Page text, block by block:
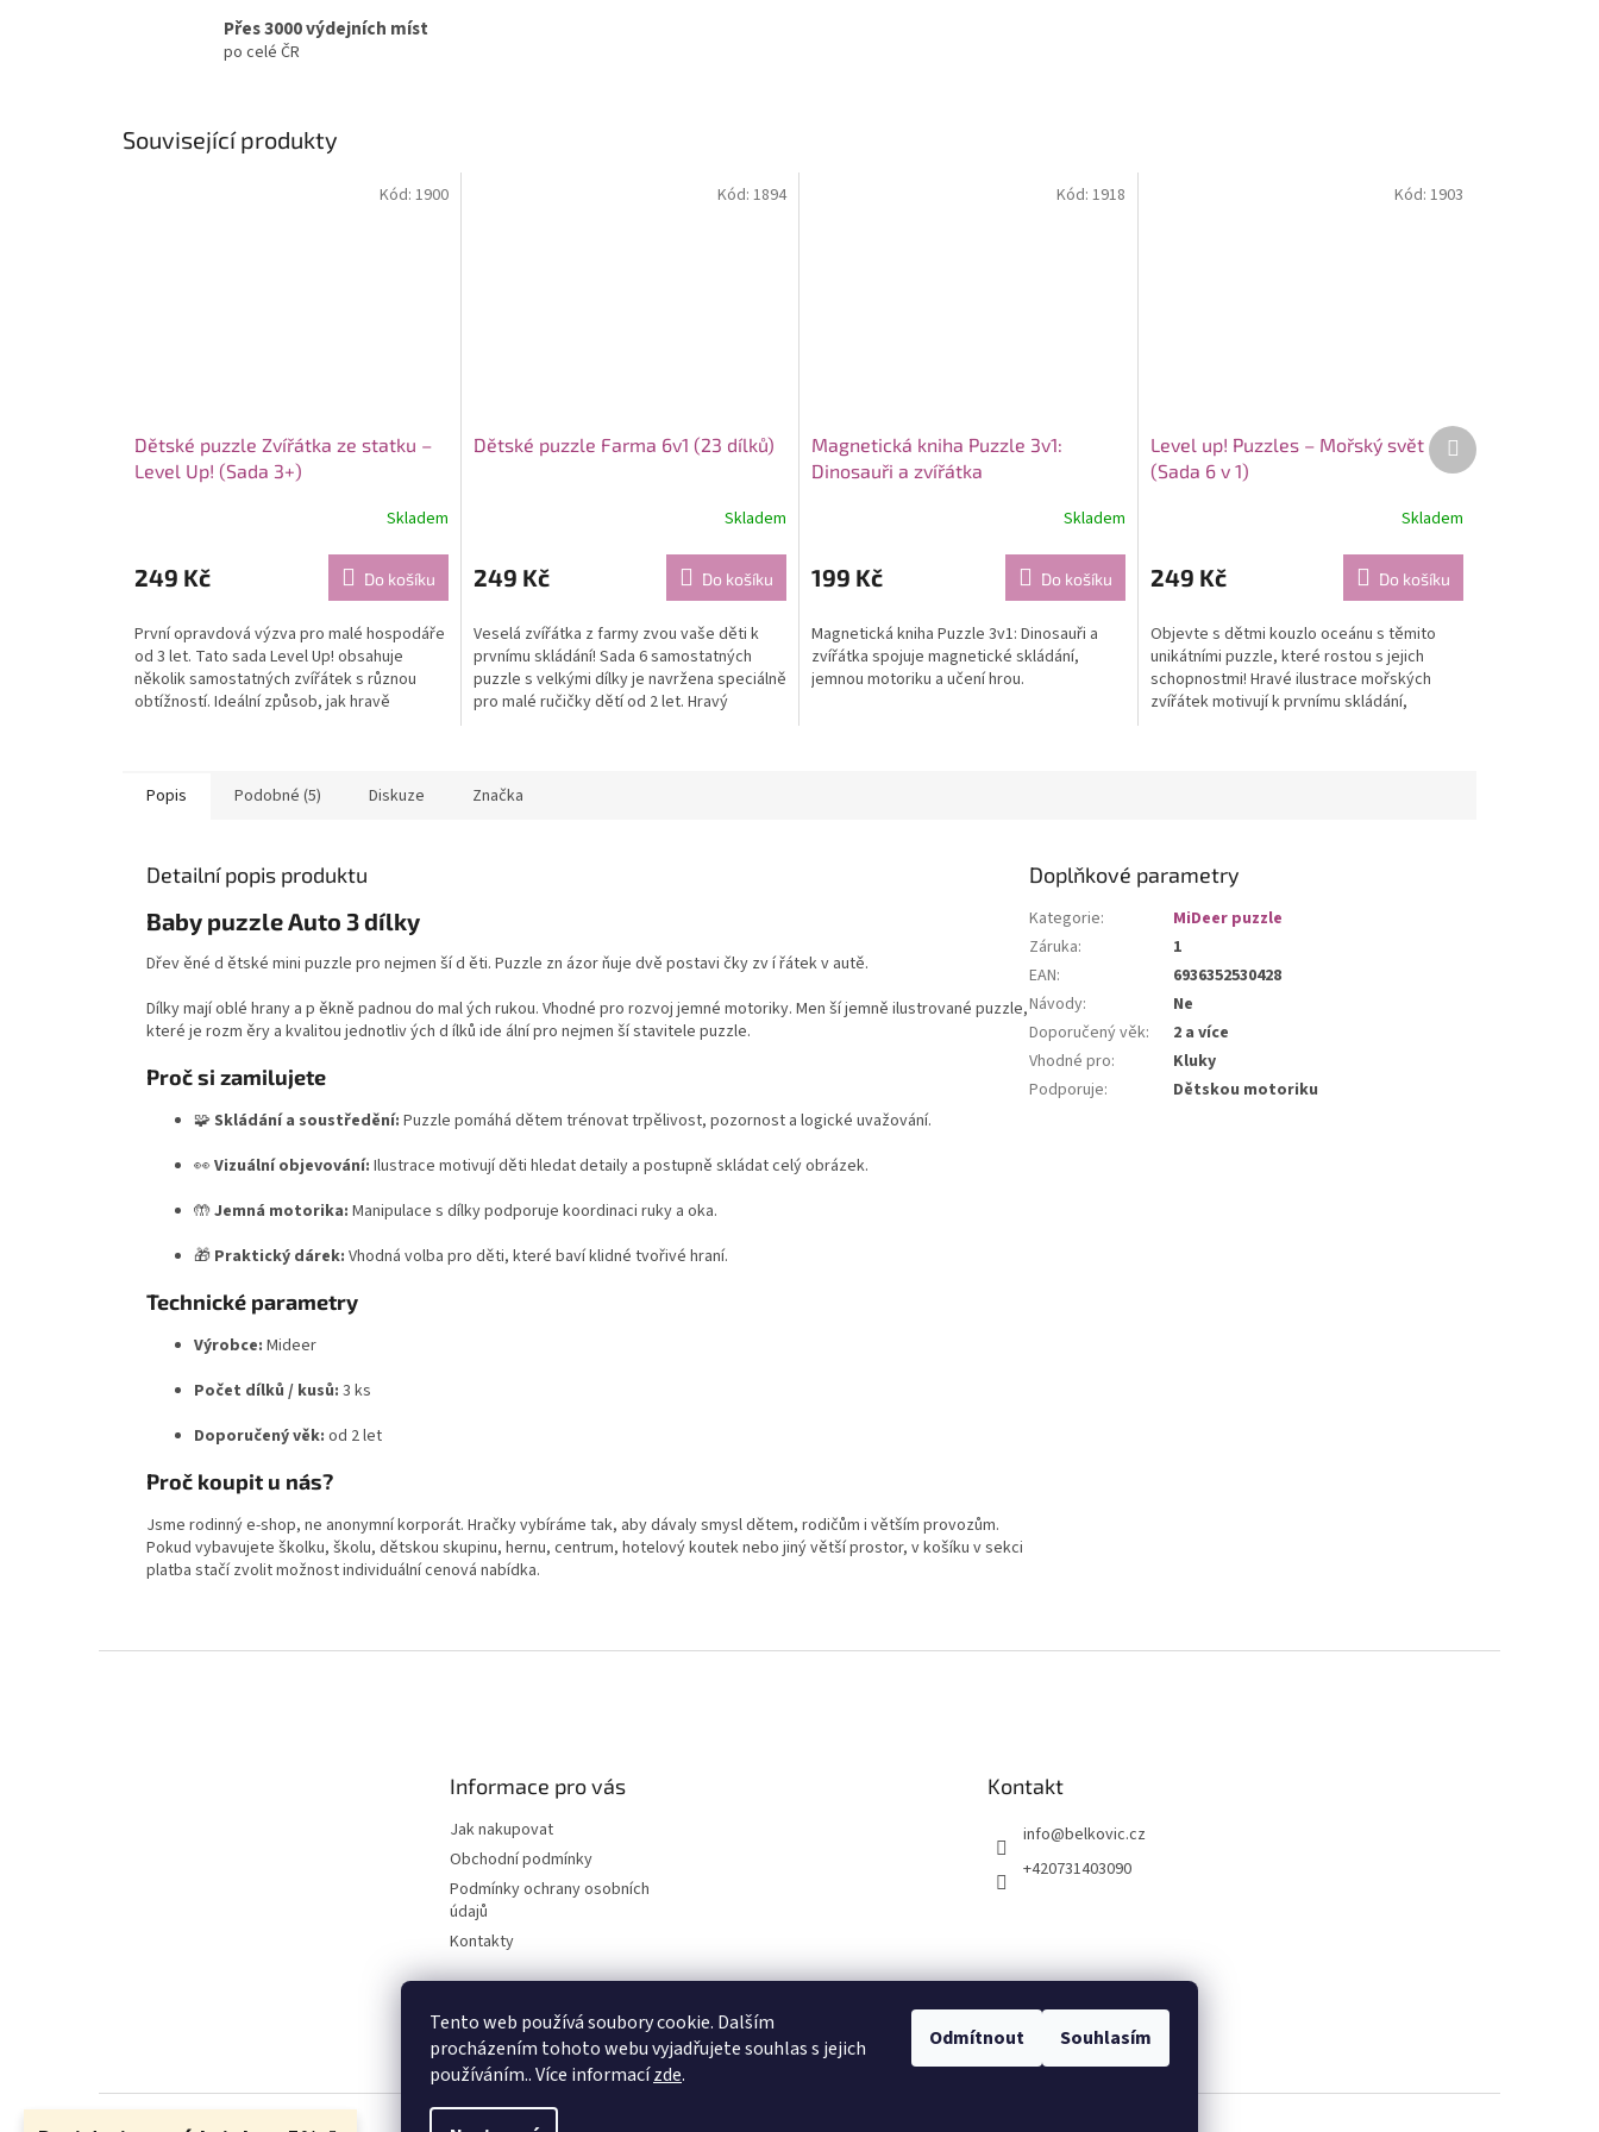
Tento web používá soubory cookie. Dalším
procházením tohoto webu vyjadřujete souhlas s jejich
používáním.. Více informacízde.
Odmítnout Souhlasím
Přes 3000 výdejních míst
po celé ČR
Související produkty
Dětské puzzle Zvířátka ze statku –
Level Up! (Sada 3+)
Skladem
249 Kč Do košíku
První opravdová výzva pro malé hospodáře
od 3 let. Tato sada Level Up! obsahuje
několik samostatných zvířátek s různou
obtížností. Ideální způsob, jak hravě
Kód: 1900
Dětské puzzle Farma 6v1 (23 dílků)
Skladem
249 Kč Do košíku
Veselá zvířátka z farmy zvou vaše děti k
prvnímu skládání! Sada 6 samostatných
puzzle s velkými dílky je navržena speciálně
pro malé ručičky dětí od 2 let. Hravý
Kód: 1894
Magnetická kniha Puzzle 3v1:
Dinosauři a zvířátka
Skladem
199 Kč Do košíku
Magnetická kniha Puzzle 3v1: Dinosauři a
zvířátka spojuje magnetické skládání,
jemnou motoriku a učení hrou.
Kód: 1918
Level up! Puzzles – Mořský svět
(Sada 6 v 1)
Skladem
249 Kč Do košíku
Objevte s dětmi kouzlo oceánu s těmito
unikátními puzzle, které rostou s jejich
schopnostmi! Hravé ilustrace mořských
zvířátek motivují k prvnímu skládání,
Kód: 1903
Další
produkt
Popis Podobné (5) Diskuze Značka
Detailní popis produktu
Baby puzzle Auto 3 dílky
Dřev ěné d ětské mini puzzle pro nejmen ší d ěti. Puzzle zn ázor ňuje dvě postavi čky zv í řátek v autě.
Dílky mají oblé hrany a p ěkně padnou do mal ých rukou. Vhodné pro rozvoj jemné motoriky. Men ší jemně ilustrované puzzle,
které je rozm ěry a kvalitou jednotliv ých d ílků ide ální pro nejmen ší stavitele puzzle.
Proč si zamilujete
🧩 Skládání a soustředění: Puzzle pomáhá dětem trénovat trpělivost, pozornost a logické uvažování.
👀 Vizuální objevování: Ilustrace motivují děti hledat detaily a postupně skládat celý obrázek.
🤲 Jemná motorika: Manipulace s dílky podporuje koordinaci ruky a oka.
🎁 Praktický dárek: Vhodná volba pro děti, které baví klidné tvořivé hraní.
Technické parametry
Výrobce: Mideer
Počet dílků / kusů: 3 ks
Doporučený věk: od 2 let
Proč koupit u nás?
Jsme rodinný e-shop, ne anonymní korporát. Hračky vybíráme tak, aby dávaly smysl dětem, rodičům i větším provozům.
Pokud vybavujete školku, školu, dětskou skupinu, hernu, centrum, hotelový koutek nebo jiný větší prostor, v košíku v sekci
platba stačí zvolit možnost individuální cenová nabídka.
Doplňkové parametry
Kategorie:
MiDeer puzzle
Záruka:
1
EAN:
6936352530428
Návody:
Ne
Doporučený věk:
2 a více
Vhodné pro:
Kluky
Podporuje: Dětskou motoriku
Informace pro vás
Jak nakupovat
Obchodní podmínky
Podmínky ochrany osobních
údajů
Kontakty
Kontakt
info@belkovic.cz
+420731403090